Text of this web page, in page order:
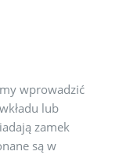
wprowadzić
lub
zamek
są w